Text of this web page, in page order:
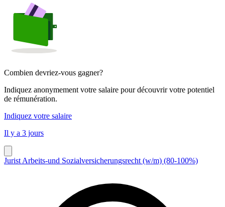
Combien devriez-vous gagner?
Indiquez anonymement votre salaire pour découvrir votre potentiel
de rémunération.
Indiquez votre salaire
Il y a 3 jours
Jurist Arbeits-und Sozialversicherungsrecht (w/m) (80-100%)